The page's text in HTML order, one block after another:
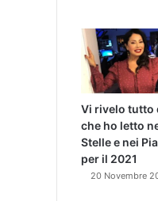
Vi rivelo tutto
che ho letto
Stelle e nei
per il 2021
20 Novembre